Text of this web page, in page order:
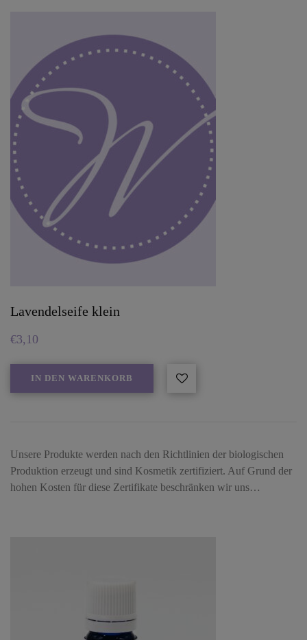
Lavendelseife klein
€3,10
IN DEN WARENKORB
Unsere Produkte werden nach den Richtlinien der biologischen
Produktion erzeugt und sind Kosmetik zertifiziert. Auf Grund der
hohen Kosten für diese Zertifikate beschränken wir uns…